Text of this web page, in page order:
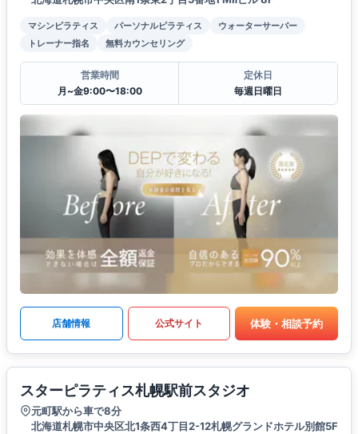
マシンピラティス パーソナルピラティス
ウォーターサーバー
トレーナー指名
無料カウンセリング
営業時間
月~金9:00〜18:00
定休日
毎週日曜日
店舗情報 公式サイト 体験・相談予約
スターピラティス札幌駅前スタジオ
元町駅から車で8分
北海道札幌市中央区北1条西4丁目2-12札幌グランドホテル別館5F